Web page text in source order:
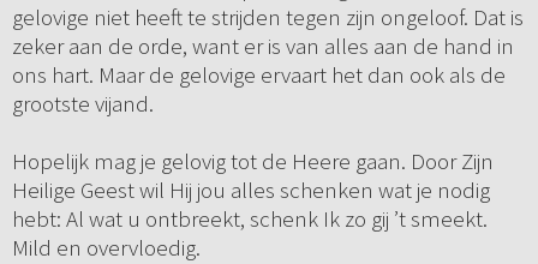
gelovige niet heeft te strijden tegen zijn ongeloof. Dat is
zeker aan de orde, want er is van alles aan de hand in
ons hart. Maar de gelovige ervaart het dan ook als de
grootste vijand.
Hopelijk mag je gelovig tot de Heere gaan. Door Zijn
Heilige Geest wil Hij jou alles schenken wat je nodig
hebt: Al wat u ontbreekt, schenk Ik zo gij ’t smeekt.
Mild en overvloedig.